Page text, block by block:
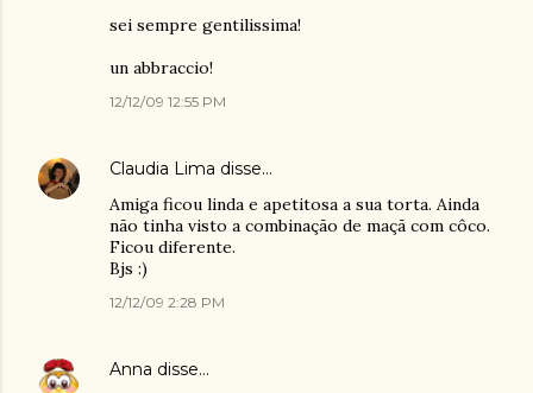
sei sempre gentilissima!
un abbraccio!
12/12/09 12:55 PM
Claudia Lima disse…
Amiga ficou linda e apetitosa a sua torta. Ainda
não tinha visto a combinação de maçã com côco.
Ficou diferente.
Bjs :)
12/12/09 2:28 PM
Anna disse…